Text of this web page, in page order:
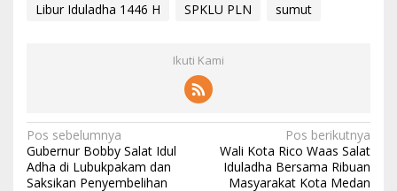
Libur Iduladha 1446 H
SPKLU PLN sumut
Ikuti Kami
Navigasi
pos
Pos sebelumnya
Gubernur Bobby Salat Idul
Adha di Lubukpakam dan
Saksikan Penyembelihan
Pos berikutnya
Wali Kota Rico Waas Salat
Iduladha Bersama Ribuan
Masyarakat Kota Medan